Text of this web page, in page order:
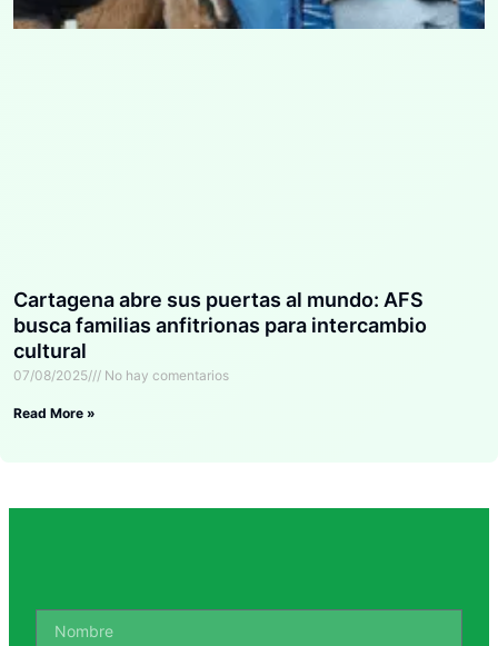
Cartagena abre sus puertas al mundo: AFS
busca familias anfitrionas para intercambio
cultural
07/08/2025 No hay comentarios
Read More »